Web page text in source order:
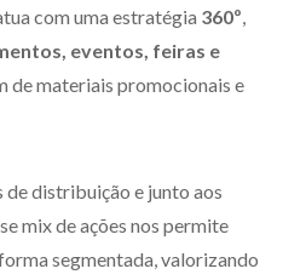
com uma estratégia 360º,
eventos, feiras e
de materiais promocionais e
de distribuição e junto aos
mix de ações nos permite
segmentada, valorizando